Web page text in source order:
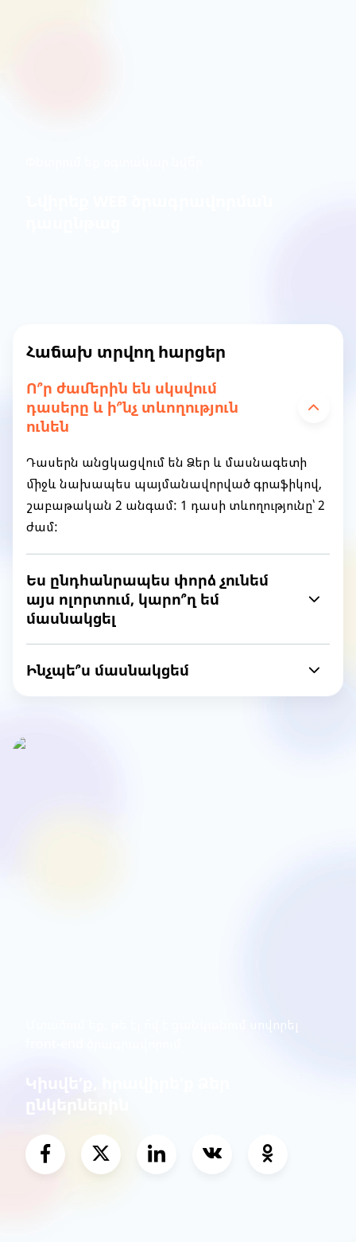
Հաճախ տրվող հարցեր
Ո՞ր ժամերին են սկսվում
դասերը և ի՞նչ տևողություն
ունեն
Դասերն անցկացվում են Ձեր և մասնագետի
միջև նախապես պայմանավորված գրաֆիկով,
շաբաթական 2 անգամ: 1 դասի տևողությունը՝ 2
ժամ:
Ես ընդհանրապես փորձ չունեմ
այս ոլորտում, կարո՞ղ եմ
մասնակցել
Ինչպե՞ս մասնակցեմ
Մտածում եք, թե էլ ո՞վ է ցանկանում սովորել